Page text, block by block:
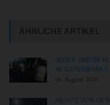
ÄHNLICHE ARTIKEL
JEDER ZWEITE
IM SUPERMARKT
06. August 2026
ABSATZ VON